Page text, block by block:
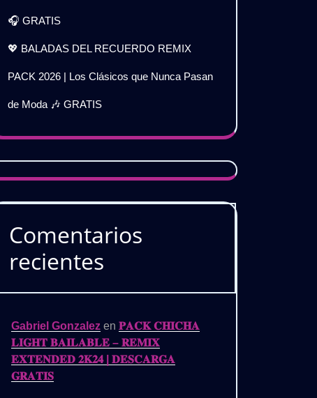
🎧 GRATIS
💖 BALADAS DEL RECUERDO REMIX
PACK 2026 | Los Clásicos que Nunca Pasan
de Moda 🎶 GRATIS
Comentarios
recientes
Gabriel Gonzalez en 𝐏𝐀𝐂𝐊 𝐂𝐇𝐈𝐂𝐇𝐀
𝐋𝐈𝐆𝐇𝐓 𝐁𝐀𝐈𝐋𝐀𝐁𝐋𝐄 – 𝐑𝐄𝐌𝐈𝐗
𝐄𝐗𝐓𝐄𝐍𝐃𝐄𝐃 𝟐𝐊𝟐𝟒 | 𝐃𝐄𝐒𝐂𝐀𝐑𝐆𝐀
𝐆𝐑𝐀𝐓𝐈𝐒